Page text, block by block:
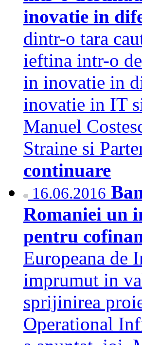
inovatie in
dintr-o tara
ieftina intr-o
in inovatie in
inovatie in IT
Manuel
Straine si
continuare
16.06.2016
Romaniei un
pentru
Europeana de
imprumut in
sprijinirea
Operational